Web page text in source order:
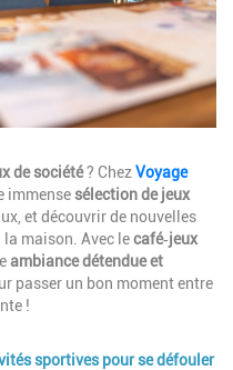
de société? ChezVoyage
immensesélection de jeux
et découvrir de nouvelles
maison. Avec lecafé‑jeux
ambiance détendue et
passer un bon moment entre
!
sportives pour se défouler